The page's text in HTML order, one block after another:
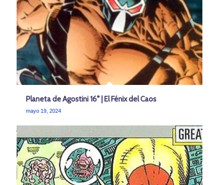
Planeta de Agostini 16° | El Fénix del Caos
mayo 19, 2024